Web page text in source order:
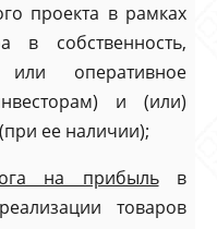
проекта в рамках
в собственность,
или оперативное
и (или)
ее наличии);
на прибыльв
товаров